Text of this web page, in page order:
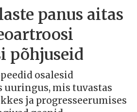
panus aitas
põhjuseid
osalesid
uuringus, mis tuvastas
ja progresseerumises